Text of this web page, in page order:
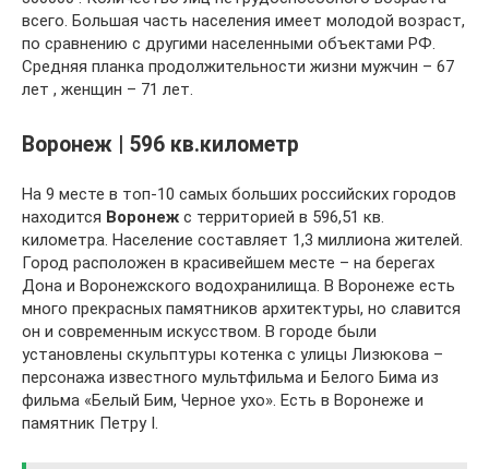
всего. Большая часть населения имеет молодой возраст,
по сравнению с другими населенными объектами РФ.
Средняя планка продолжительности жизни мужчин – 67
лет , женщин – 71 лет.
Воронеж | 596 кв.километр
На 9 месте в топ-10 самых больших российских городов
находится Воронеж с территорией в 596,51 кв.
километра. Население составляет 1,3 миллиона жителей.
Город расположен в красивейшем месте – на берегах
Дона и Воронежского водохранилища. В Воронеже есть
много прекрасных памятников архитектуры, но славится
он и современным искусством. В городе были
установлены скульптуры котенка с улицы Лизюкова –
персонажа известного мультфильма и Белого Бима из
фильма «Белый Бим, Черное ухо». Есть в Воронеже и
памятник Петру I.